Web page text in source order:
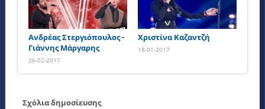
Ανδρέας Στεργιόπουλος -
Γιάννης Μάργαρης
26-02-2017
Χριστίνα Καζαντζή
18-01-2017
Σχόλια δημοσίευσης